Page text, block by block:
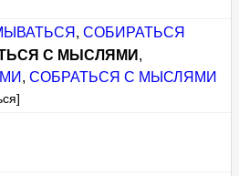
, СОБИРАТЬСЯ
С МЫСЛЯМИ ,
,СОБРАТЬСЯ С МЫСЛЯМИ